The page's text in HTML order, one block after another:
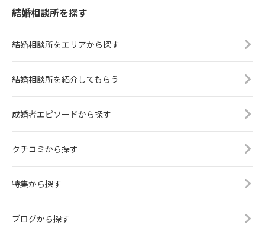
結婚相談所を探す
結婚相談所をエリアから探す
結婚相談所を紹介してもらう
成婚者エピソードから探す
クチコミから探す
特集から探す
ブログから探す